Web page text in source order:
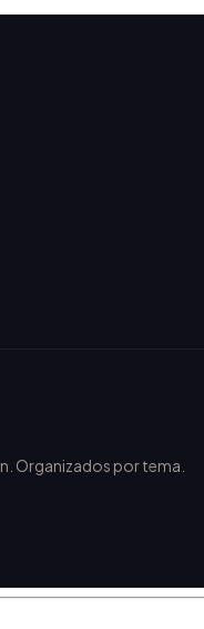
Organizados por tema.